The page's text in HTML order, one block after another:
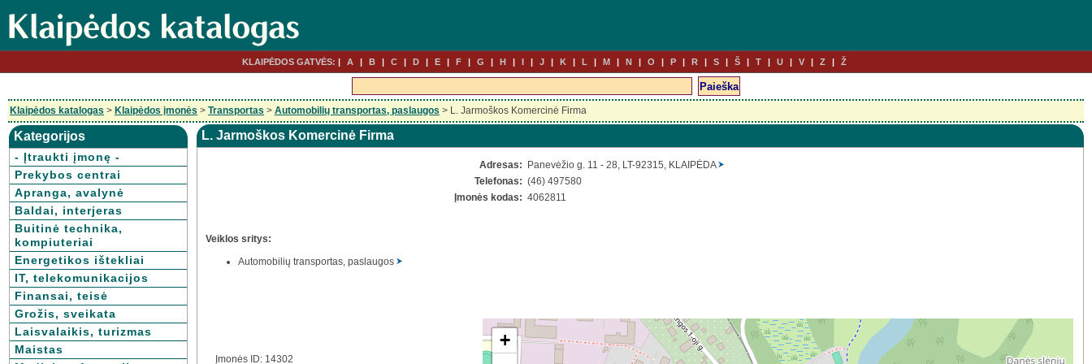
KLAIPĖDOS GATVĖS: A B C D E F G H I J K L M N O P R S Š T U V Z Ž
Klaipėdos katalogas > Klaipėdos įmonės > Transportas > Automobilių transportas, paslaugos > L. Jarmoškos Komercinė Firma
Kategorijos
- Įtraukti įmonę -
Prekybos centrai
Apranga, avalynė
Baldai, interjeras
Buitinė technika,
kompiuteriai
Energetikos ištekliai
IT, telekomunikacijos
Finansai, teisė
Grožis, sveikata
Laisvalaikis, turizmas
Maistas
L. Jarmoškos Komercinė Firma
Adresas:
Panevėžio g. 11 - 28, LT-92315, KLAIPĖDA
Telefonas: (46) 497580
Įmonės kodas: 4062811
Veiklos sritys:
Automobilių transportas, paslaugos
Įmonės ID: 14302
+